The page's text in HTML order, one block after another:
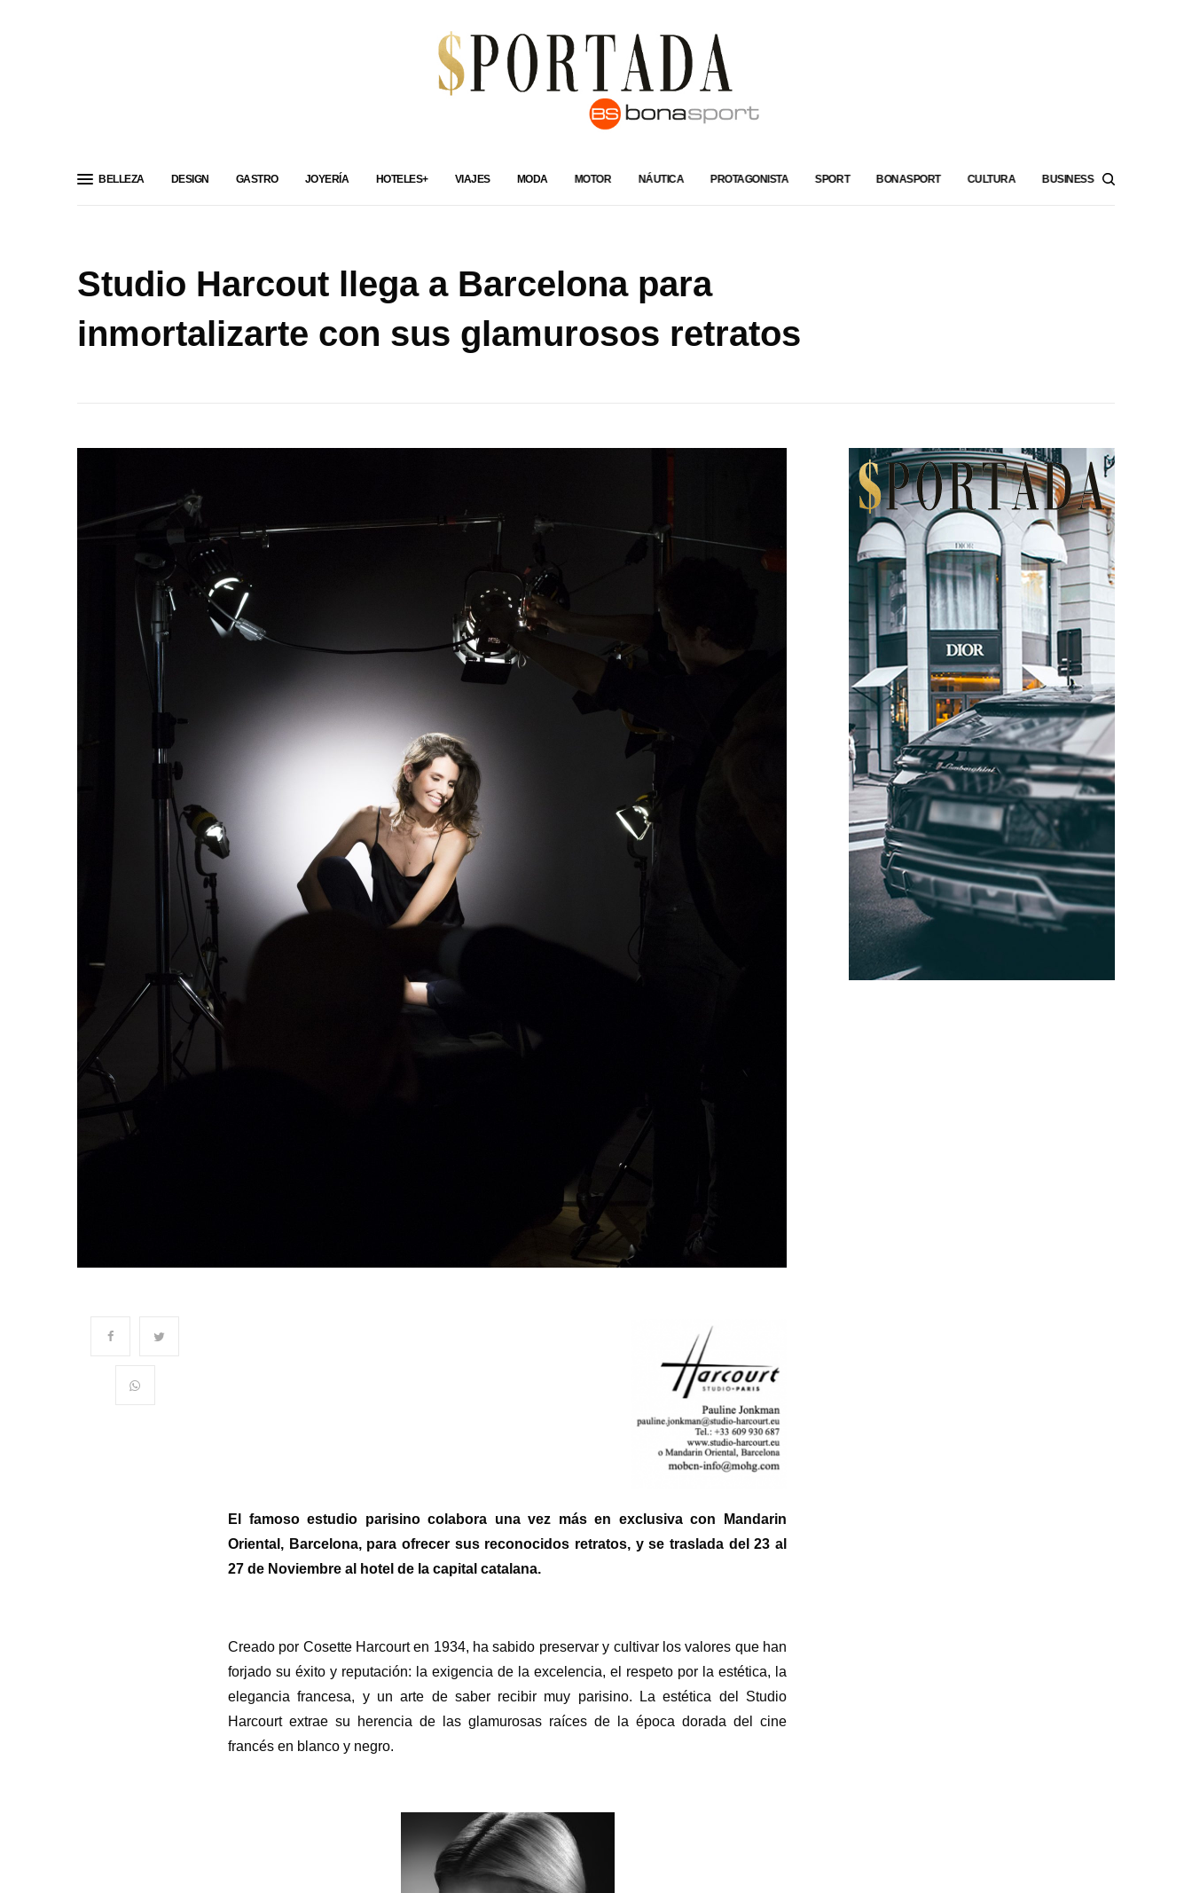
BELLEZA DESIGN GASTRO JOYERÍA HOTELES+ VIAJES MODA MOTOR NÁUTICA PROTAGONISTA SPORT BONASPORT CULTURA BUSINESS
Studio Harcout llega a Barcelona para
inmortalizarte con sus glamurosos retratos
El famoso estudio parisino colabora una vez más en exclusiva con Mandarin
Oriental, Barcelona, para ofrecer sus reconocidos retratos, y se traslada del 23 al
27 de Noviembre al hotel de la capital catalana.
Creado por Cosette Harcourt en 1934, ha sabido preservar y cultivar los valores que han
forjado su éxito y reputación: la exigencia de la excelencia, el respeto por la estética, la
elegancia francesa, y un arte de saber recibir muy parisino. La estética del Studio
Harcourt extrae su herencia de las glamurosas raíces de la época dorada del cine
francés en blanco y negro.